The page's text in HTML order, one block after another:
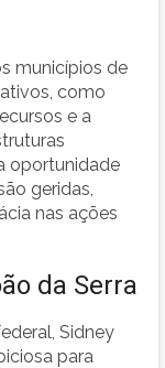
municípios de
como
e a
oportunidade
geridas,
nas ações
da Serra
Sidney
para